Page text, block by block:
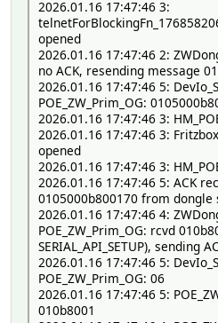
2026.01.16 17:47:46 3:
opened
2026.01.16 17:47:46 2:
no ACK, resending message
2026.01.16 17:47:46 5:
POE_ZW_Prim_OG:
2026.01.16 17:47:46 3:
2026.01.16 17:47:46 3:
opened
2026.01.16 17:47:46 3:
2026.01.16 17:47:46 5: ACK
0105000b800170 from dongle
2026.01.16 17:47:46 4:
POE_ZW_Prim_OG: rcvd
SERIAL_API_SETUP), sending
2026.01.16 17:47:46 5:
POE_ZW_Prim_OG: 06
2026.01.16 17:47:46 5:
010b8001